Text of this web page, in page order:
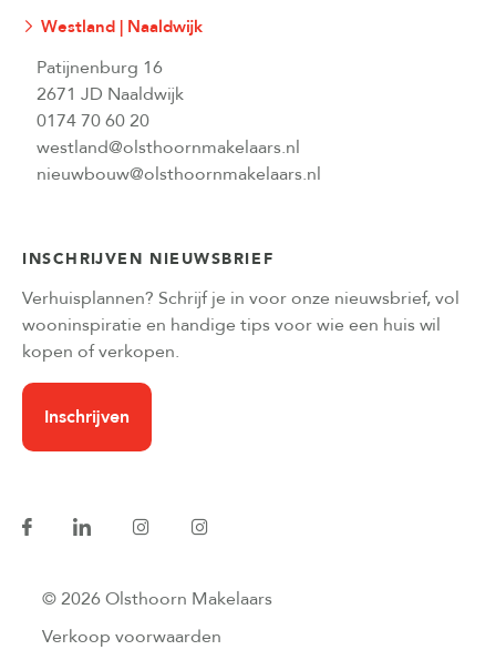
Westland | Naaldwijk
Patijnenburg 16
2671 JD Naaldwijk
0174 70 60 20
westland@olsthoornmakelaars.nl
nieuwbouw@olsthoornmakelaars.nl
INSCHRIJVEN NIEUWSBRIEF
Verhuisplannen? Schrijf je in voor onze nieuwsbrief, vol
wooninspiratie en handige tips voor wie een huis wil
kopen of verkopen.
Inschrijven
© 2026 Olsthoorn Makelaars
Verkoop voorwaarden